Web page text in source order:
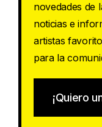
novedades de
noticias e
artistas
para la
¡Quiero